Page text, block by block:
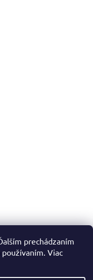
prechádzaním
Viac